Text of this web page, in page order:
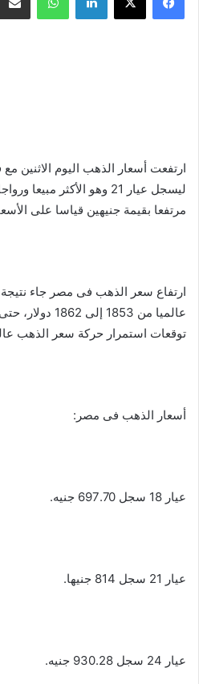
ارتفعت أسعار الذهب اليوم الاثنين
مرتفعا بقيمة جنيهين قياسا على
ارتفاع سعر الذهب فى مصر جاء
عالميا من 1853
توقعات استمرار حركة سعر الذهب
أسعار الذهب فى مصر:
عيار 18 سجل 697.70 جنيه.
عيار 21 سجل 814 جنيها.
عيار 24 سجل 930.28 جنيه.